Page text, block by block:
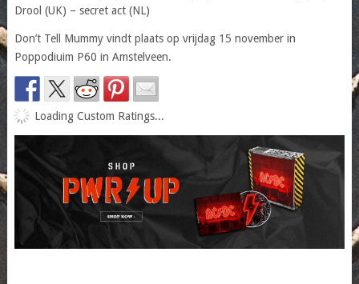
Drool (UK) – secret act (NL)
Don’t Tell Mummy vindt plaats op vrijdag 15 november in
Poppodiuim P60 in Amstelveen.
Loading Custom Ratings...